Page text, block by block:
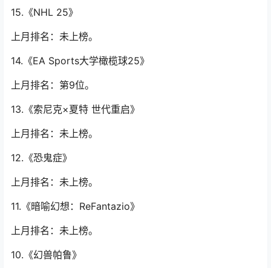
15.《NHL 25》
上月排名：未上榜。
14.《EA Sports大学橄榄球25》
上月排名：第9位。
13.《索尼克×夏特 世代重启》
上月排名：未上榜。
12.《恐鬼症》
上月排名：未上榜。
11.《暗喻幻想：ReFantazio》
上月排名：未上榜。
10.《幻兽帕鲁》